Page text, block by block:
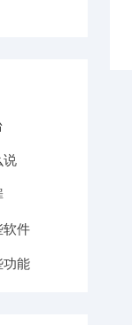
说
软件
功能